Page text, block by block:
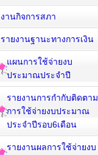
งานกิจการสภา
รายงานฐานะทางการเงิน
แผนการใช้จ่ายงบ
ประมาณประจำปี
รายงานการกำกับติดตาม
การใช้จ่ายงบประมาณ
ประจำปีรอบ6เดือน
รายงานผลการใช้จ่ายงบ